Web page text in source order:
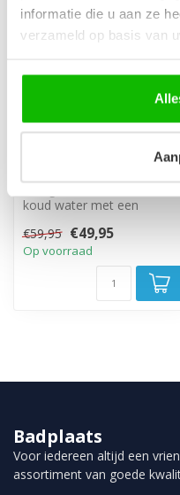
informatie die u aan ze
verzameld op basis van
koud water met een
€59,95 €49,95
Op voorraad
Badplaats
Voor iedereen altijd een
assortiment van goede